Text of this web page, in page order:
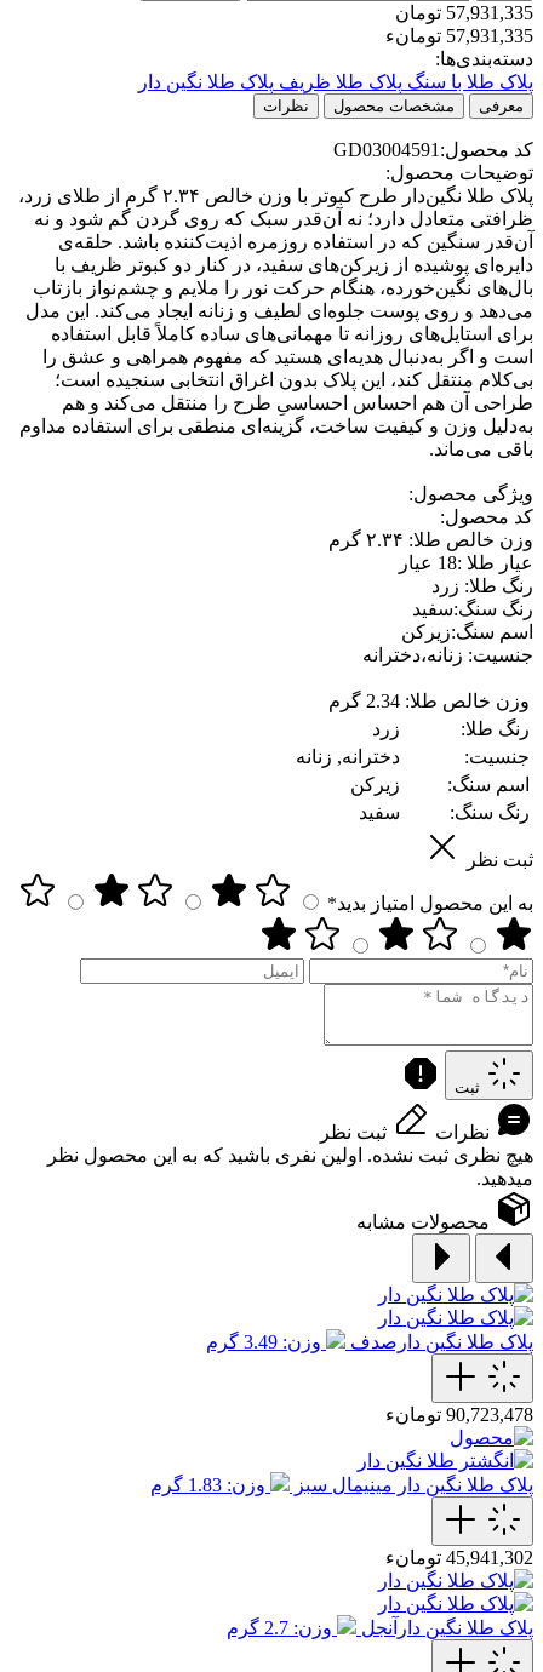
57,931,335 تومان
57,931,335 تومانء
دسته‌بندی‌ها:
پلاک طلا با سنگ پلاک طلا ظریف پلاک طلا نگین دار
معرفی مشخصات محصول نظرات
کد محصول:GD03004591
توضیحات محصول:
پلاک طلا نگین‌دار طرح کبوتر با وزن خالص ۲.۳۴ گرم از طلای زرد،
ظرافتی متعادل دارد؛ نه آن‌قدر سبک که روی گردن گم شود و نه
آن‌قدر سنگین که در استفاده روزمره اذیت‌کننده باشد. حلقه‌ی
دایره‌ای پوشیده از زیرکن‌های سفید، در کنار دو کبوتر ظریف با
بال‌های نگین‌خورده، هنگام حرکت نور را ملایم و چشم‌نواز بازتاب
می‌دهد و روی پوست جلوه‌ای لطیف و زنانه ایجاد می‌کند. این مدل
برای استایل‌های روزانه تا مهمانی‌های ساده کاملاً قابل استفاده
است و اگر به‌دنبال هدیه‌ای هستید که مفهوم همراهی و عشق را
بی‌کلام منتقل کند، این پلاک بدون اغراق انتخابی سنجیده است؛
طراحی آن هم احساس احساسیِ طرح را منتقل می‌کند و هم
به‌دلیل وزن و کیفیت ساخت، گزینه‌ای منطقی برای استفاده مداوم
باقی می‌ماند.
ویژگی محصول:
کد محصول:
وزن خالص طلا: ۲.۳۴ گرم
عیار طلا :18 عیار
رنگ طلا: زرد
رنگ سنگ:سفید
اسم سنگ:زیرکن
جنسیت: زنانه،دخترانه
وزن خالص طلا: 2.34 گرم
رنگ طلا:
زرد
جنسیت:
دخترانه, زنانه
اسم سنگ:
زیرکن
رنگ سنگ:
سفید
ثبت نظر
به این محصول امتیاز بدید*
ثبت
نظرات
ثبت نظر
هیچ نظری ثبت نشده. اولین نفری باشید که به این محصول نظر
میدهید.
محصولات مشابه
پلاک طلا نگین دارصدف وزن: 3.49 گرم
90,723,478 تومانء
پلاک طلا نگین دار مینیمال سبز وزن: 1.83 گرم
45,941,302 تومانء
پلاک طلا نگین دارآنجل وزن: 2.7 گرم